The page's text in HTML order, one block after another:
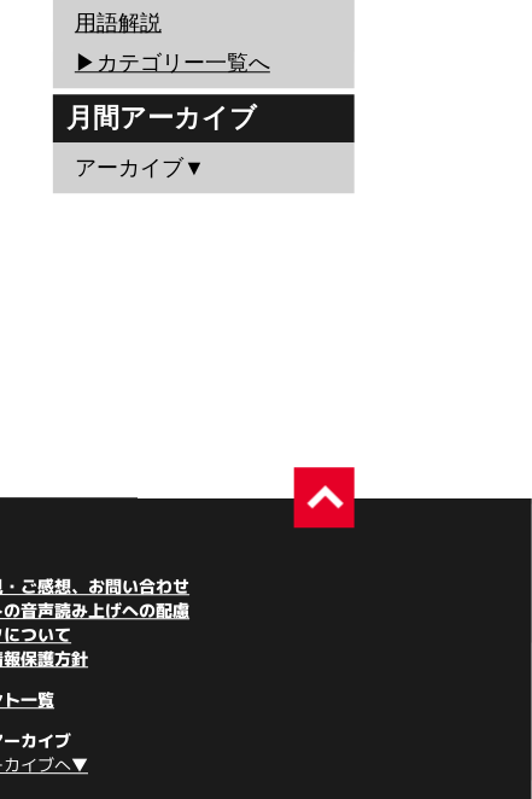
用語解説
▶︎カテゴリー一覧へ
月間アーカイブ
アーカイブ▼
ご感想、お問い合わせ
音声読み上げへの配慮
ついて
保護方針
一覧
カイブ
カイブへ▼